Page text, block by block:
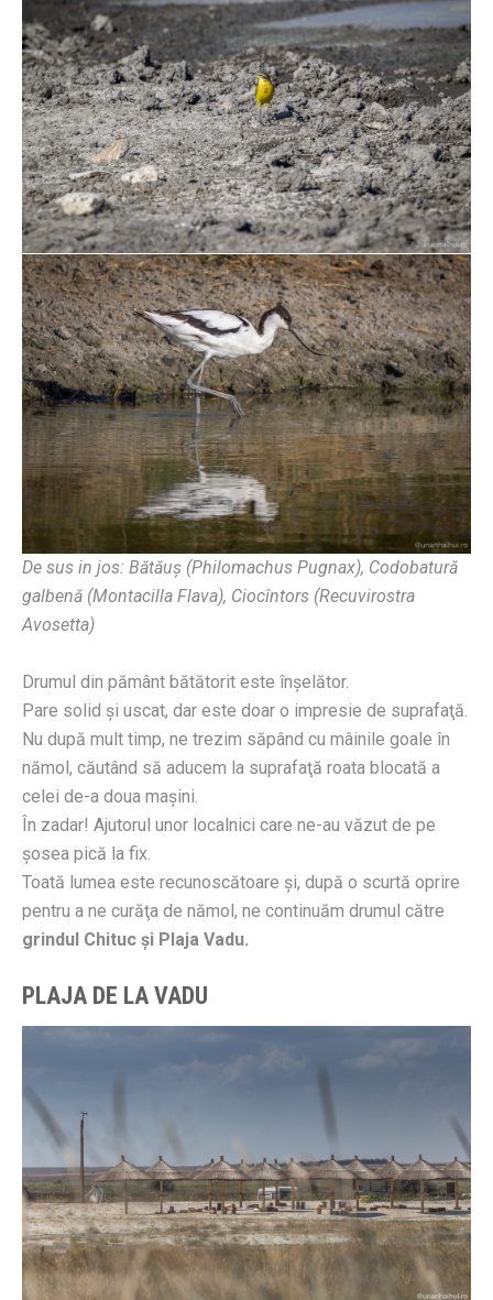
De sus in jos: Bătăuş (Philomachus Pugnax), Codobatură
galbenă (Montacilla Flava), Ciocîntors (Recuvirostra
Avosetta)
Drumul din pământ bătătorit este înşelător.
Pare solid şi uscat, dar este doar o impresie de suprafaţă.
Nu după mult timp, ne trezim săpând cu mâinile goale în
nămol, căutând să aducem la suprafaţă roata blocată a
celei de-a doua maşini.
În zadar! Ajutorul unor localnici care ne-au văzut de pe
şosea pică la fix.
Toată lumea este recunoscătoare şi, după o scurtă oprire
pentru a ne curăţa de nămol, ne continuăm drumul către
grindul Chituc şi Plaja Vadu.
PLAJA DE LA VADU